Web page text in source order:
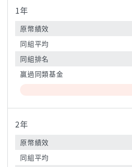
1年
原幣績效
同組平均
同組排名
贏過同類基金
2年
原幣績效
同組平均